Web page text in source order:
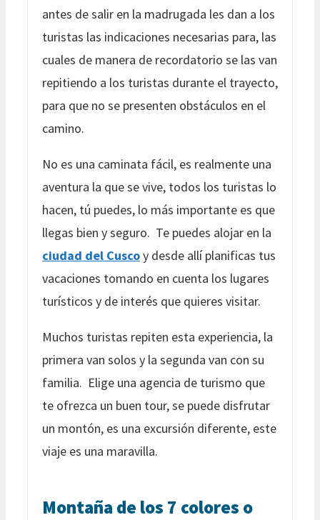
antes de salir en la madrugada les dan a los
turistas las indicaciones necesarias para, las
cuales de manera de recordatorio se las van
repitiendo a los turistas durante el trayecto,
para que no se presenten obstáculos en el
camino.
No es una caminata fácil, es realmente una
aventura la que se vive, todos los turistas lo
hacen, tú puedes, lo más importante es que
llegas bien y seguro. Te puedes alojar en la
ciudad del Cuscoy desde allí planificas tus
vacaciones tomando en cuenta los lugares
turísticos y de interés que quieres visitar.
Muchos turistas repiten esta experiencia, la
primera van solos y la segunda van con su
familia. Elige una agencia de turismo que
te ofrezca un buen tour, se puede disfrutar
un montón, es una excursión diferente, este
viaje es una maravilla.
Montaña de los 7 colores o